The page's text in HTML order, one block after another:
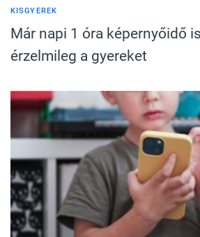
KISGYEREK
Már napi 1 óra képernyőidő
érzelmileg a gyereket